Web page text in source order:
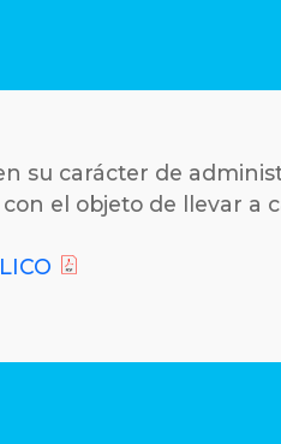
su carácter de
con el objeto de llevar a